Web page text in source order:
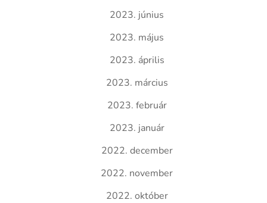
2023. június
2023. május
2023. április
2023. március
2023. február
2023. január
2022. december
2022. november
2022. október